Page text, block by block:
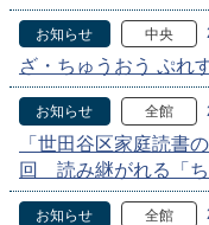
お知らせ 中央
ざ・ちゅうおう ぷれ
お知らせ 全館
「世田谷区家庭読書
回 読み継がれる「ち
お知らせ 全館